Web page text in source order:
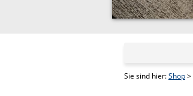
Sie sind hier:Shop>